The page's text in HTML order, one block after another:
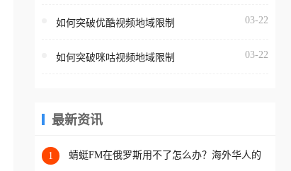
地区播放。 遇到这个问题的
区工作、留学、定居等，都
门、台湾、美国、加拿大、
区时，网易云音乐也会像其
回国加速器，即可解决「海
如何突破优酷视频地域限制 03-22
如何突破咪咕视频地域限制 03-22
最新资讯
1
蜻蜓FM在俄罗斯用不了怎么办？海外华人的